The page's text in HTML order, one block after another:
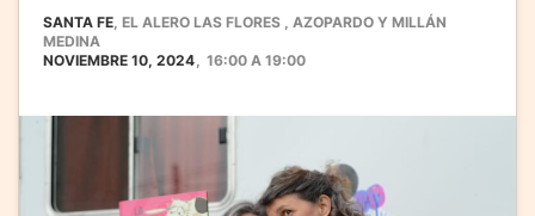
SANTA FE, EL ALERO LAS FLORES , AZOPARDO Y MILLÁN
MEDINA
NOVIEMBRE 10, 2024, 16:00 A 19:00